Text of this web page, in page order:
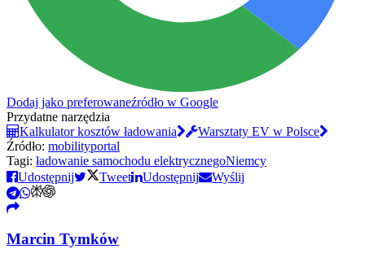
Dodaj jako preferowaneźródło w Google
Przydatne narzędzia
Kalkulator kosztów ładowania
Warsztaty EV w Polsce
Źródło: mobilityportal
Tagi: ładowanie samochodu elektrycznegoNiemcy
Udostępnij
Tweet Udostępnij Wyślij
Marcin Tymków